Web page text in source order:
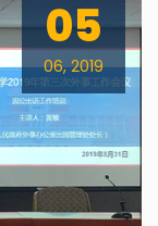
05
06, 2019